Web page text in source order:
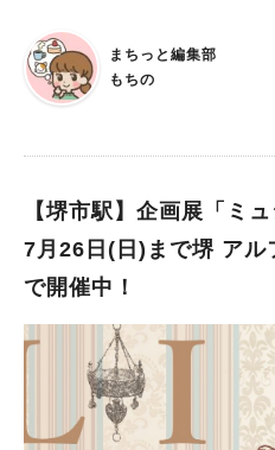
※休館日：5月19日（火） 時間
分） 料金：大人300円、高
※障害のある方とその介助者、
される都市でもありました。 本展では、現在の堺に伝わる茶
いをはせる この企画展に行けば
ついて、知るキッカケになるかもしれませ
せてみませんか。 心に残る逸品に出会えるかもしれませんよ！
※画像は全て施設提供
まちっと編集部
もちの
【堺市駅】企画展「ミ
7月26日(日)まで堺 アル
で開催中！